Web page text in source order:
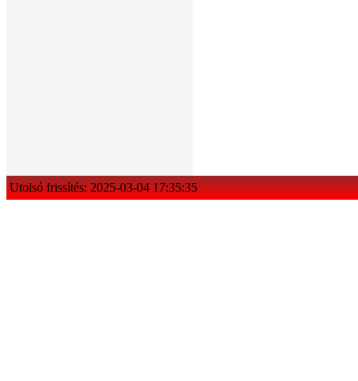
Utolsó frissítés: 2025-03-04 17:35:35